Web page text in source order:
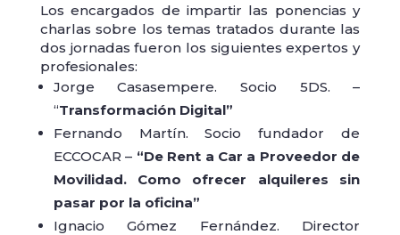
Los encargados de impartir las ponencias y
charlas sobre los temas tratados durante las
dos jornadas fueron los siguientes expertos y
profesionales:
Jorge Casasempere. Socio 5DS. –
“Transformación Digital”
Fernando Martín. Socio fundador de
ECCOCAR – “De Rent a Car a Proveedor de
Movilidad. Como ofrecer alquileres sin
pasar por la oficina”
Ignacio Gómez Fernández. Director